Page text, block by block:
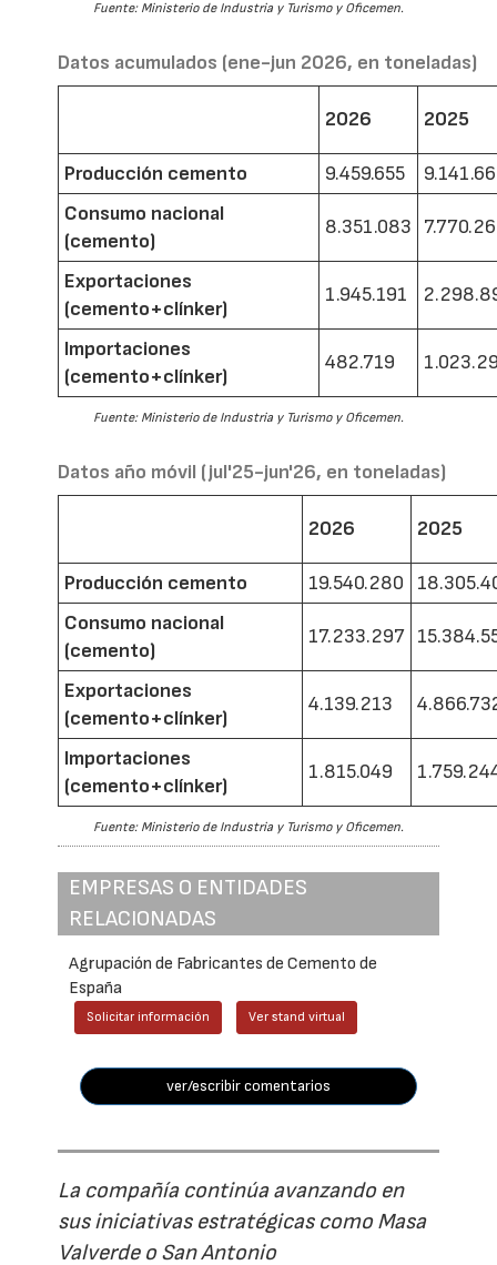
Fuente: Ministerio de Industria y Turismo y Oficemen.
Datos acumulados (ene-jun 2026, en toneladas)
2026 2025
Producción cemento 9.459.655
Consumo nacional
(cemento)
8.351.083
Exportaciones
(cemento+clínker)
1.945.191
Importaciones
(cemento+clínker)
482.719
Fuente: Ministerio de Industria y Turismo y Oficemen.
Datos año móvil (jul'25-jun'26, en toneladas)
2026 2025
Producción cemento 19.540.280
Consumo nacional
(cemento)
17.233.297
Exportaciones
(cemento+clínker)
4.139.213
Importaciones
(cemento+clínker)
1.815.049
Fuente: Ministerio de Industria y Turismo y Oficemen.
EMPRESAS O ENTIDADES
RELACIONADAS
Agrupación de Fabricantes de Cemento de
España
Solicitar información Ver stand virtual
ver/escribir comentarios
La compañía continúa avanzando en
sus iniciativas estratégicas como Masa
Valverde o San Antonio